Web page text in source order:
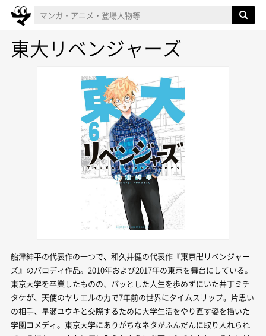
東大リベンジャーズ
船津紳平の代表作の一つで、和久井健の代表作『東京卍リベンジャー
ズ』のパロディ作品。2010年および2017年の東京を舞台にしている。
東京大学を卒業したものの、パッとした人生を歩めずにいた井丁ミチ
タケが、天使のヤリエルの力で7年前の世界にタイムスリップ。片思い
の相手、早瀬ユウキと交際するために大学生活をやり直す姿を描いた
学園コメディ。東京大学にありがちなネタがふんだんに取り入れられ